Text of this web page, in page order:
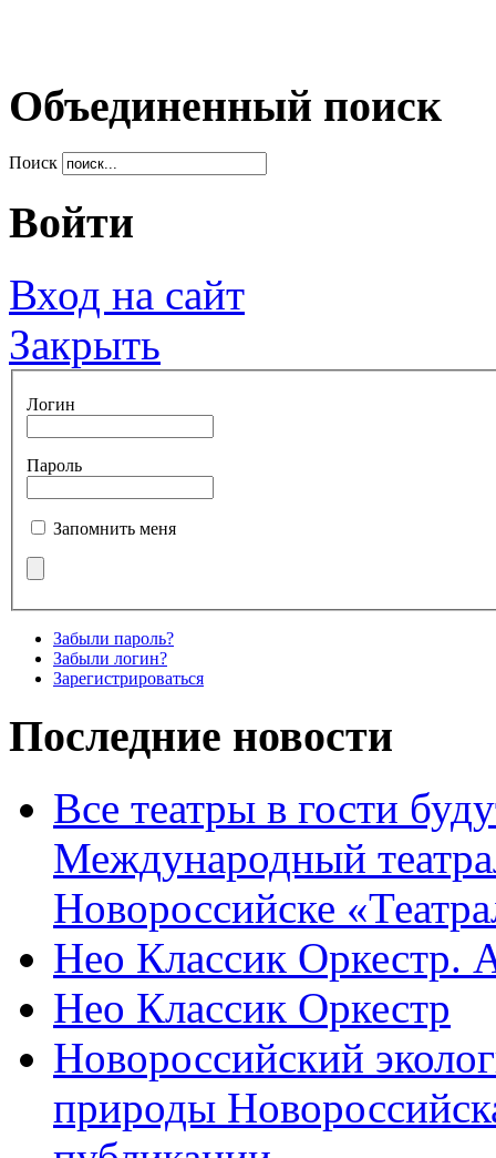
Объединенный поиск
Поиск
Войти
Вход на сайт
Закрыть
Логин
Пароль
Запомнить меня
Забыли пароль?
Забыли логин?
Зарегистрироваться
Последние новости
Все театры в гости
Международный
Новороссийске
Нео Классик Оркестр.
Нео Классик Оркестр
Новороссийский
природы